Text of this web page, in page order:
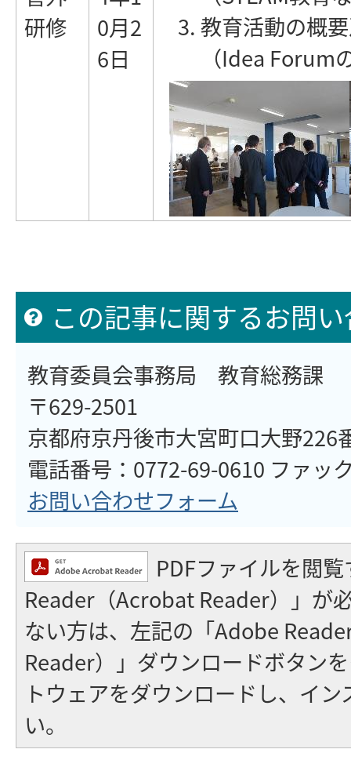
研修
0月2
6日
教育活動の概
（Idea Forum
この記事に関するお問
教育委員会事務局 教育総務課
〒629-2501
京都府京丹後市大宮町口大野226
電話番号：0772-69-0610 ファッ
お問い合わせフォーム
PDFファイルを閲
Reader（Acrobat Reader）」が
ない方は、左記の「Adobe
Reader）」ダウンロードボタン
トウェアをダウンロードし、イ
い。